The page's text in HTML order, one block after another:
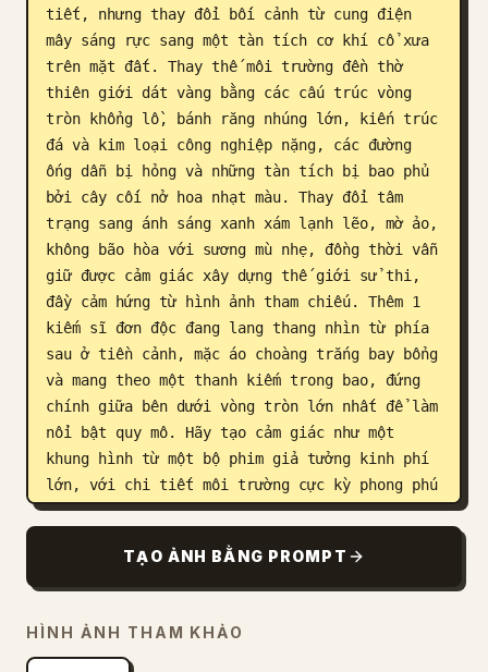
tiết, nhưng thay đổi bối cảnh từ cung điện
mây sáng rực sang một tàn tích cơ khí cổ xưa
trên mặt đất. Thay thế môi trường đền thờ
thiên giới dát vàng bằng các cấu trúc vòng
tròn khổng lồ, bánh răng nhúng lớn, kiến trúc
đá và kim loại công nghiệp nặng, các đường
ống dẫn bị hỏng và những tàn tích bị bao phủ
bởi cây cối nở hoa nhạt màu. Thay đổi tâm
trạng sang ánh sáng xanh xám lạnh lẽo, mờ ảo,
không bão hòa với sương mù nhẹ, đồng thời vẫn
giữ được cảm giác xây dựng thế giới sử thi,
đầy cảm hứng từ hình ảnh tham chiếu. Thêm 1
kiếm sĩ đơn độc đang lang thang nhìn từ phía
sau ở tiền cảnh, mặc áo choàng trắng bay bổng
và mang theo một thanh kiếm trong bao, đứng
chính giữa bên dưới vòng tròn lớn nhất để làm
nổi bật quy mô. Hãy tạo cảm giác như một
khung hình từ một bộ phim giả tưởng kinh phí
lớn, với chi tiết môi trường cực kỳ phong phú
và ngôn ngữ thị giác gắn kết được kế thừa từ
TẠO ẢNH BẰNG PROMPT
HÌNH ẢNH THAM KHẢO